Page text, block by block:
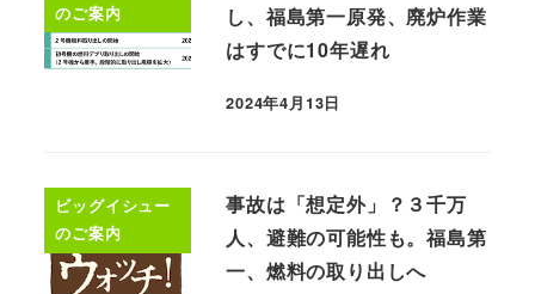
のご案内
し、福島第一原発、廃炉作業
はすでに10年遅れ
2024年4月13日
ビッグイシュー
のご案内
事故は「想定外」？３千万
人、避難の可能性も。福島第
一、燃料の取り出しへ